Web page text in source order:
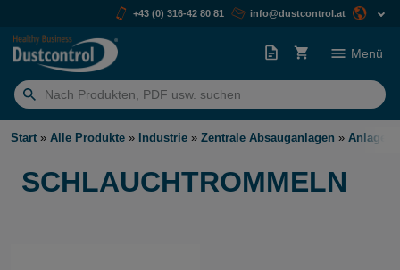
+43 (0) 316-42 80 81 info@dustcontrol.at
Suchen
nach:
Menü
Start » Alle Produkte » Industrie » Zentrale Absauganlagen »
SCHLAUCHTROMMELN